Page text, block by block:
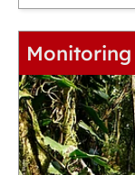
Monitoring